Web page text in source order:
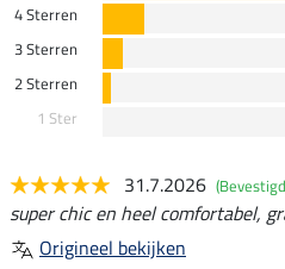
4 Sterren
3 Sterren
2 Sterren
1 Ster
31.7.2026
super chic en heel comfortabel,
Origineel bekijken